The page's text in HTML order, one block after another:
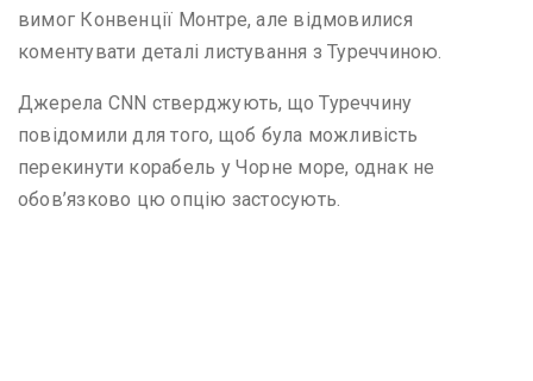
вимог Конвенції Монтре, але відмовилися
коментувати деталі листування з Туреччиною.
Джерела CNN стверджують, що Туреччину
повідомили для того, щоб була можливість
перекинути корабель у Чорне море, однак не
обов’язково цю опцію застосують.